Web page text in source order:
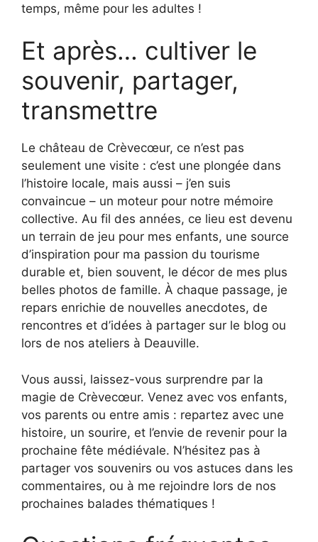
temps, même pour les adultes !
Et après… cultiver le
souvenir, partager,
transmettre
Le château de Crèvecœur, ce n’est pas
seulement une visite : c’est une plongée dans
l’histoire locale, mais aussi – j’en suis
convaincue – un moteur pour notre mémoire
collective. Au fil des années, ce lieu est devenu
un terrain de jeu pour mes enfants, une source
d’inspiration pour ma passion du tourisme
durable et, bien souvent, le décor de mes plus
belles photos de famille. À chaque passage, je
repars enrichie de nouvelles anecdotes, de
rencontres et d’idées à partager sur le blog ou
lors de nos ateliers à Deauville.
Vous aussi, laissez-vous surprendre par la
magie de Crèvecœur. Venez avec vos enfants,
vos parents ou entre amis : repartez avec une
histoire, un sourire, et l’envie de revenir pour la
prochaine fête médiévale. N’hésitez pas à
partager vos souvenirs ou vos astuces dans les
commentaires, ou à me rejoindre lors de nos
prochaines balades thématiques !